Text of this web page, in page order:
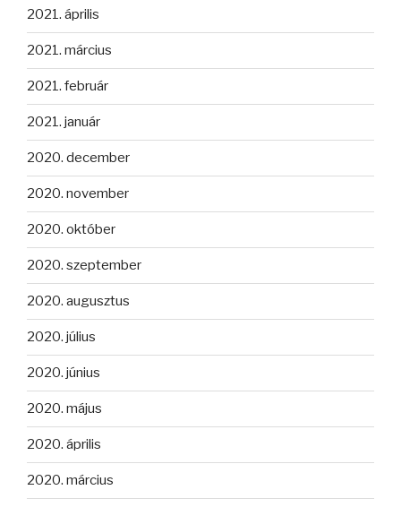
2021. április
2021. március
2021. február
2021. január
2020. december
2020. november
2020. október
2020. szeptember
2020. augusztus
2020. július
2020. június
2020. május
2020. április
2020. március